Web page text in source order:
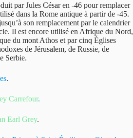
par Jules César en -46 pour remplacer
dans la Rome antique à partir de -45.
son remplacement par le calendrier
Il est encore utilisé en Afrique du Nord,
du mont Athos et par cinq Églises
de Jérusalem, de Russie, de
Serbie.
.
Carrefour.
Earl Grey.